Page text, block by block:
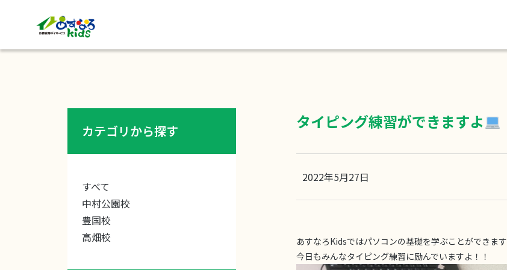
カテゴリから探す
すべて
中村公園校
豊国校
高畑校
タイピング練習ができますよ
2022年5月27日
あすなろKidsではパソコンの基礎を学ぶことができます
今日もみんなタイピング練習に励んでいますよ！！